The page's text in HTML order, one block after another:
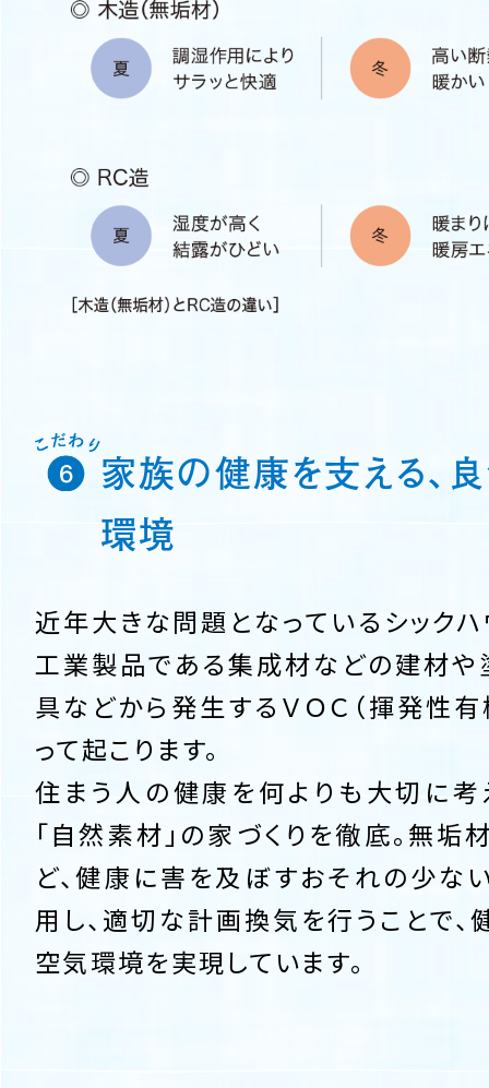
家族の健康を支える、
環境
近年大きな問題となっているシック
工業製品である集成材などの建材や
具などから発生するＶＯＣ（揮発性
って起こります。
住まう人の健康を何よりも大切に考
「自然素材」の家づくりを徹底。無
ど、健康に害を及ぼすおそれの少な
用し、適切な計画換気を行うことで
空気環境を実現しています。